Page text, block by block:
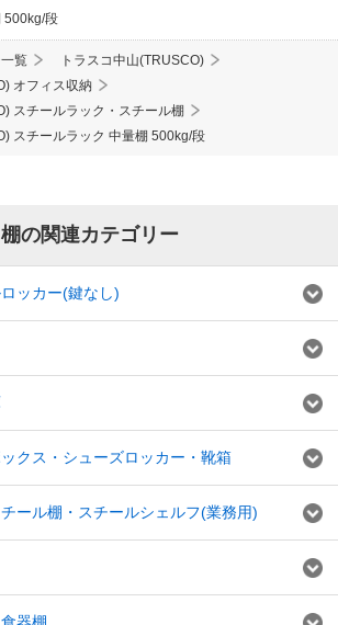
500kg/段
覧
トラスコ中山(TRUSCO)
オフィス収納
スチールラック・スチール棚
スチールラック 中量棚 500kg/段
の関連カテゴリー
ッカー(鍵なし)
クス・シューズロッカー・靴箱
ール棚・スチールシェルフ(業務用)